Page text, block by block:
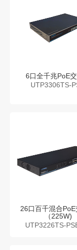
6口全千兆PoE
UTP3306TS-
26口百千混合
（225W)
UTP3226TS-